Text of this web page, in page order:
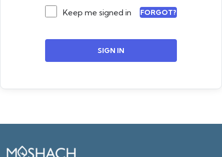
Keep me signed in FORGOT?
SIGN IN